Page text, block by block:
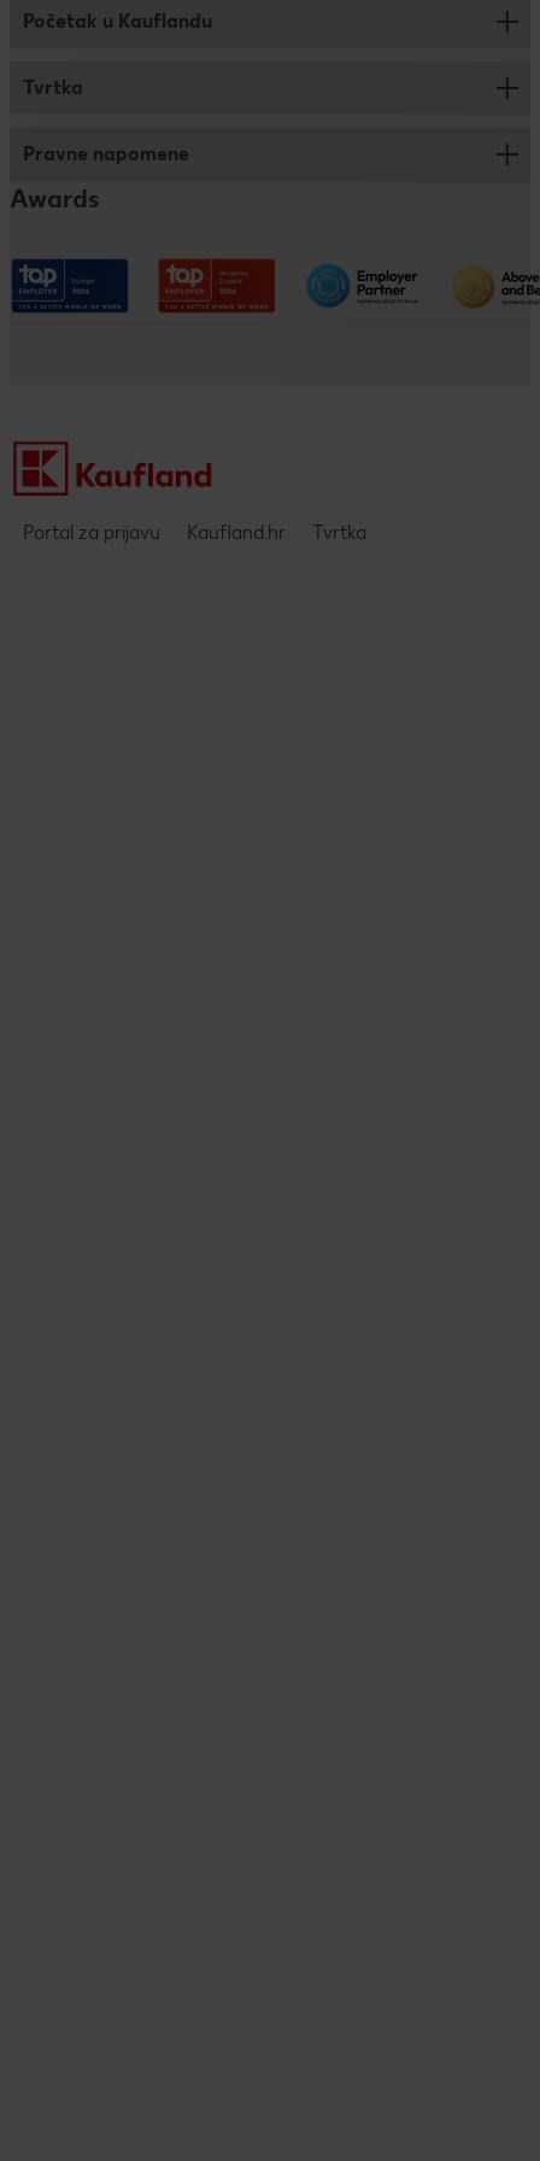
Prodaja
Početak u Kauflandu
Savjeti za prijavu
Dualno i klasično obrazovanje
Tvrtka
Kronika
Kaufland na društvenim mrežama
Društveno odgovorno poslovanje
Kaufland kao poslodavac
Pravne napomene
Impressum
Awards
Portal za prijavu Kaufland.hr Tvrtka